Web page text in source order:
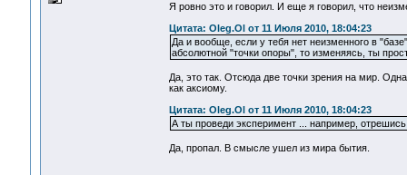
Я ровно это и говорил. И еще я говорил, что
Цитата: Oleg.Ol от 11 Июля 2010, 18:04:23
Да и вообще, если у тебя нет неизменного в
абсолютной "точки опоры", то изменяясь, ты
Да, это так. Отсюда две точки зрения на мир.
как аксиому.
Цитата: Oleg.Ol от 11 Июля 2010, 18:04:23
А ты проведи эксперимент ... например,
Да, пропал. В смысле ушел из мира бытия.